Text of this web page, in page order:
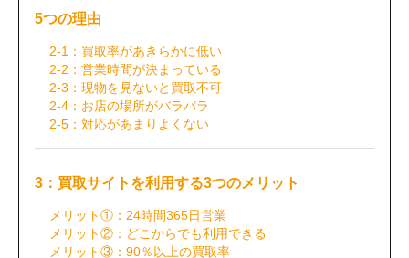
5つの理由
2-1：買取率があきらかに低い
2-2：営業時間が決まっている
2-3：現物を見ないと買取不可
2-4：お店の場所がバラバラ
2-5：対応があまりよくない
3：買取サイトを利用する3つのメリット
メリット①：24時間365日営業
メリット②：どこからでも利用できる
メリット③：90％以上の買取率